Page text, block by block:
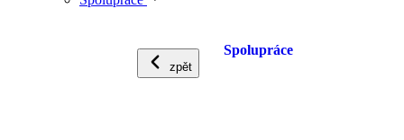
zpět
Spolupráce